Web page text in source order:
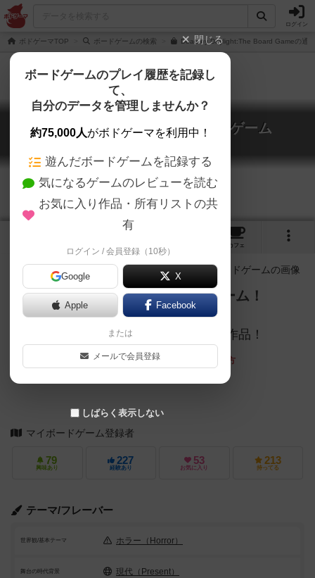
ログイン
ボドゲーマTOP ボードゲームの検索 Dead by Daylight:The Board Gameの通
デッドバイデイライト ボードゲーム
Dead by Daylight: The Board Game
カフェ
デッドバイデイライトのボードゲーム！
ファンならぜひプレイしてもらいたい作品！
上記文章の執筆にご協力くださった方
マイボードゲーム登録者
79
興味あり
227
経験あり
53
お気に入り
213
持ってる
テーマ/フレーバー
世界観/基本テーマ ホラー（Horror）
舞台の時代背景 現代（Present）
閉じる
ボードゲームのプレイ履歴を記録し
て、
自分のデータを管理しませんか？
約75,000人がボドゲーマを利用中！
遊んだボードゲームを記録する
気になるゲームのレビューを読む
お気に入り作品・所有リストの共
有
ログイン / 会員登録（10秒）
Google X
Apple Facebook
または
メールで会員登録
しばらく表示しない